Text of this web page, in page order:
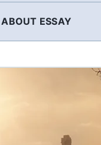
ABOUT ESSAY